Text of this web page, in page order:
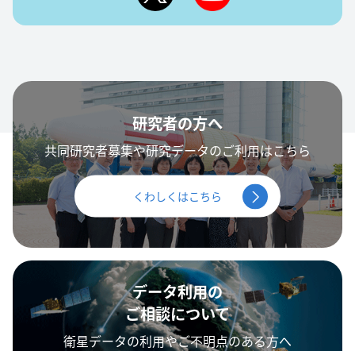
研究者の方へ
共同研究者募集や研究データのご利用はこちら
くわしくはこちら
データ利用の
ご相談について
衛星データの利用やご不明点のある方へ